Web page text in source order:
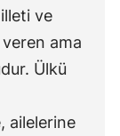
ve
ama
Ülkü
ailelerine